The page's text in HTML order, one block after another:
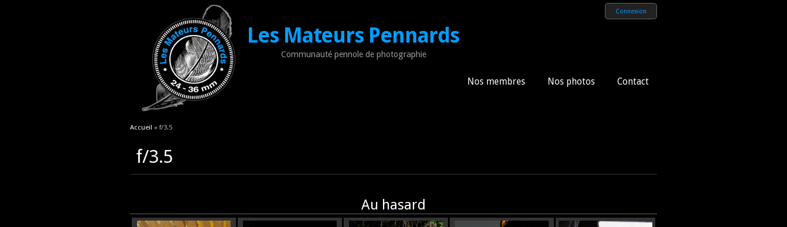
Les Mateurs Pennards
Communauté pennole de photographie
Connexion
Nos membres Nos photos Contact
Vous êtes ici
Accueil » f/3.5
f/3.5
Au hasard